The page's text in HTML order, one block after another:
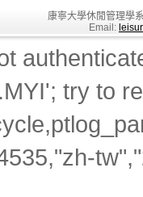
康寧大學休閒管理學
Email:
try to